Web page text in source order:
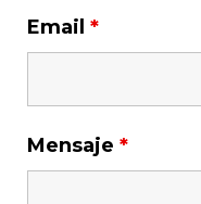
Email *
Mensaje *